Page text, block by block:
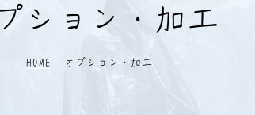
ション・加工
HOME オプション・加工